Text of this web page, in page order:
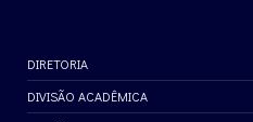
DIRETORIA
DIVISÃO ACADÊMICA